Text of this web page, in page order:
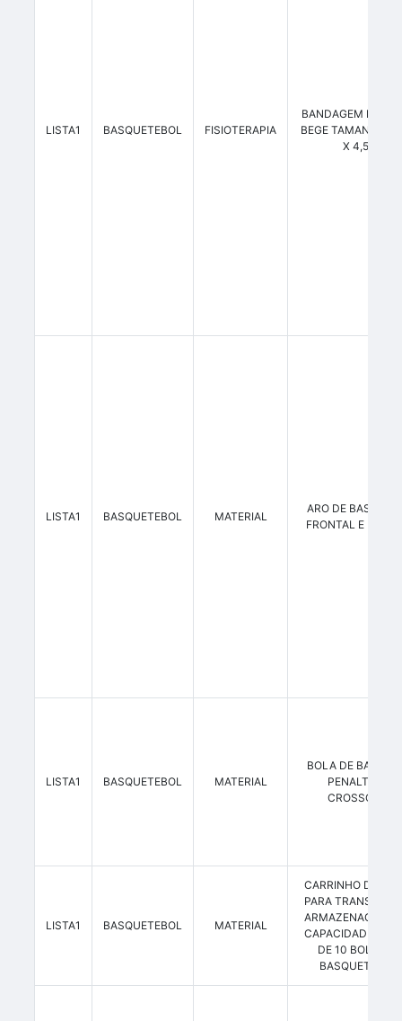
LISTA1 BASQUETEBOL FISIOTERAPIA
BANDAGEM
BEGE TAMANHO
X 4,5M
LISTA1 BASQUETEBOL MATERIAL
ARO DE
FRONTAL E
LISTA1 BASQUETEBOL MATERIAL
BOLA DE
PENALTY 7.9
CROSSOVER
LISTA1 BASQUETEBOL MATERIAL
CARRINHO DE
PARA
ARMAZENAGEM
CAPACIDADE
DE 10 BOLAS
BASQUETEBOL.